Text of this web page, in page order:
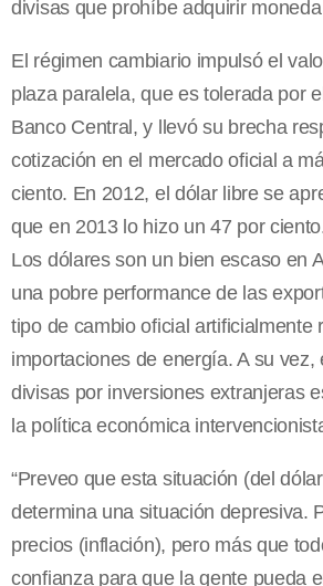
divisas que prohíbe adquirir
El régimen cambiario impulsó el
plaza paralela, que es tolerada por
Banco Central, y llevó su brecha
cotización en el mercado oficial a
ciento. En 2012, el dólar libre se
que en 2013 lo hizo un 47 por
Los dólares son un bien escaso en
una pobre performance de las
tipo de cambio oficial artificialmente
importaciones de energía. A su vez,
divisas por inversiones extranjeras
la política económica
“Preveo que esta situación (del
determina una situación depresiva.
precios (inflación), pero más que
confianza para que la gente pueda